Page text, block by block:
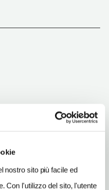
nostro sito più facile ed
Con l'utilizzo del sito, l'utente